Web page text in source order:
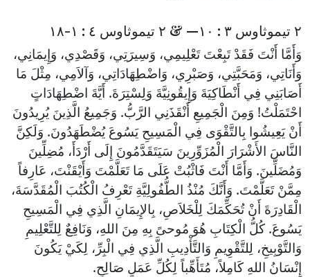
٢ تيموثاوس ٣ : ١٠— & ٢ تيموثاوس ٤ : ١-١٨
وَأَمَّا أَنْتَ فَقَدْ تَبِعْتَ تَعْلِيمِي، وَسِيرَتِي، وَقَصْدِي، وَإِيمَانِي،
وَأَنَاتِي، وَمَحَبَّتِي، وَصَبْرِي، وَاضْطِهَادَاتِي، وَآلاَمِي، مِثْلَ مَا
أَصَابَنِي فِي أَنْطَاكِيَةَ وَإِيقُونِيَّةَ وَلِسْتِرَةَ. أَيَّةَ اضْطِهَادَاتٍ
احْتَمَلْتُ! وَمِنَ الْجَمِيعِ أَنْقَذَنِي الرَّبُّ. وَجَمِيعُ الَّذِينَ يُرِيدُونَ
أَنْ يَعِيشُوا بِالتَّقْوَى فِي الْمَسِيحِ يَسُوعَ يُضْطَهَدُونَ. وَلَكِنَّ
النَّاسَ الأَشْرَارَ الْمُزَوِّرِينَ سَيَتَقَدَّمُونَ إِلَى أَرْدَأَ، مُضِلِّينَ
وَمُضَلِّينَ. وَأَمَّا أَنْتَ فَاثْبُتْ عَلَى مَا تَعَلَّمْتَ وَأَيْقَنْتَ، عَارِفاً
مِمَّنْ تَعَلَّمْتَ. وَأَنَّكَ مُنْذُ الطُّفُولِيَّةِ تَعْرِفُ الْكُتُبَ الْمُقَدَّسَةَ،
الْقَادِرَةَ أَنْ تُحَكِّمَكَ لِلْخَلاَصِ، بِالإِيمَانِ الَّذِي فِي الْمَسِيحِ
يَسُوعَ. كُلُّ الْكِتَابِ هُوَ مُوحىً بِهِ مِنَ اللهِ، وَنَافِعٌ لِلتَّعْلِيمِ
وَالتَّوْبِيخِ، لِلتَّقْوِيمِ وَالتَّأْدِيبِ الَّذِي فِي الْبِرِّ، لِكَيْ يَكُونَ
إِنْسَانُ اللهِ كَامِلاً، مُتَأَهِّباً لِكُلِّ عَمَلٍ صَالِحٍ.